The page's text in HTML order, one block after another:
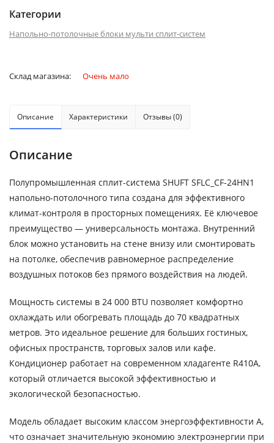
Категории
Напольно-потолочные блоки мульти сплит-систем
Склад магазина: Очень мало
Описание Характеристики Отзывы (0)
Описание
Полупромышленная сплит-система SHUFT SFLC_CF-24HN1
напольно-потолочного типа создана для эффективного
климат-контроля в просторных помещениях. Её ключевое
преимущество — универсальность монтажа. Внутренний
блок можно установить на стене внизу или смонтировать
на потолке, обеспечив равномерное распределение
воздушных потоков без прямого воздействия на людей.
Мощность системы в 24 000 BTU позволяет комфортно
охлаждать или обогревать площадь до 70 квадратных
метров. Это идеальное решение для больших гостиных,
офисных пространств, торговых залов или кафе.
Кондиционер работает на современном хладагенте R410A,
который отличается высокой эффективностью и
экологической безопасностью.
Модель обладает высоким классом энергоэффективности А,
что означает значительную экономию электроэнергии при